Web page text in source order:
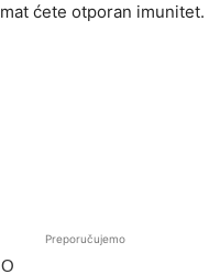
ćete otporan imunitet.
Preporučujemo